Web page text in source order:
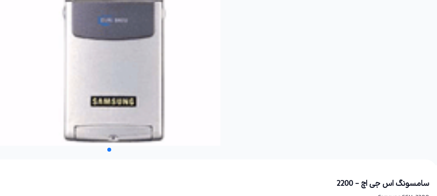
سامسونگ اس جی اچ - 2200